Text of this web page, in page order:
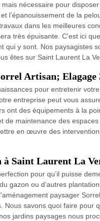
nécessaire pour
l’épanouissement de la
dans les meilleures
très épuisante. C'est ici
qui y sont. Nos paysagistes
êtes sur Saint Laurent La
Artisan; Elagage
pour entretenir
entreprise peut vous
ont des équipements à la
de maintenance des
en œuvre des
Saint Laurent La
pour qu’il puisse
gazon ou d’autres
paysager
Nous savons quoi faire pour
jardins paysages nous